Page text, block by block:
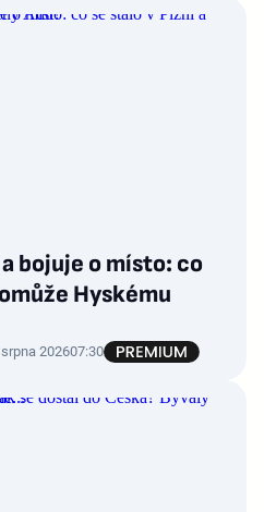
bojuje o místo: co
Hyskému
202607:30